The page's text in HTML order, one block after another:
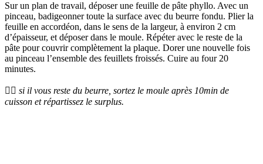
Sur un plan de travail, déposer une feuille de pâte phyllo. Avec un
pinceau, badigeonner toute la surface avec du beurre fondu. Plier la
feuille en accordéon, dans le sens de la largeur, à environ 2 cm
d’épaisseur, et déposer dans le moule. Répéter avec le reste de la
pâte pour couvrir complètement la plaque. Dorer une nouvelle fois
au pinceau l’ensemble des feuillets froissés. Cuire au four 20
minutes.
👉🏻 si il vous reste du beurre, sortez le moule après 10min de
cuisson et répartissez le surplus.